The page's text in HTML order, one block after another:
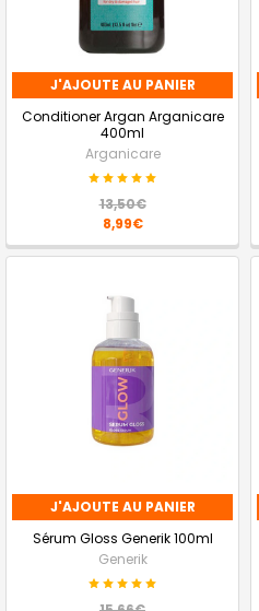
J'AJOUTE AU PANIER
Conditioner Argan Arganicare
400ml
Arganicare
13,50€
8,99€
J'AJOUTE AU PANIER
Sérum Gloss Generik 100ml
Generik